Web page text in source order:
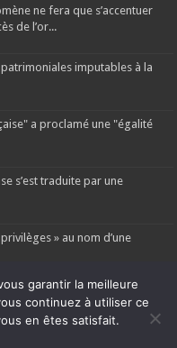
ne fera que s’accentuer
de l’or...
imputables à la
a proclamé une "égalité
s’est traduite par une
» au nom d’une
Rio "LA REVOLUTION DES
garantir la meilleure
continuez à utiliser ce
en êtes satisfait.